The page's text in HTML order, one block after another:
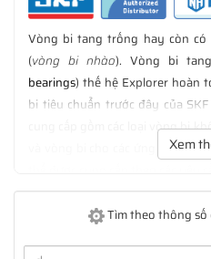
Vòng bi tang trống hay còn có
(vòng bi nhào). Vòng bi
bearings) thế hệ Explorer hoàn
bi tiêu chuẩn trước đây của
cung cấp gồm các loại vòng bi
và vòng bi cho các ứng dụng
hướng kính và tải trọng dọc
có độ lệch trục hoặc trục bị
Xem
Tìm theo thông